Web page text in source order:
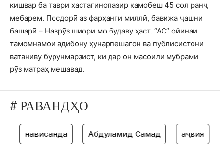
кишвар ба таври хастагинопазир камобеш 45 сол ранҷ
мебарем. Посдорӣ аз фарҳанги миллӣ, бавижа ҷашни
башарӣ – Наврӯз шиори мо будаву ҳаст. “АС” ойинаи
тамомнамои адибону ҳунарпешагон ва публисистони
ватаниву бурунмарзист, ки дар он масоили мубрами
рӯз матраҳ мешавад.
# РАВАНДҲО
нависанда Абдулҳамид Самад ҳаҷвия